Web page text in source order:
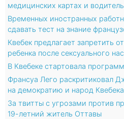
медицинских картах и
Временных иностранных
сдавать тест на знание
Квебек предлагает запретить
ребенка после сексуального
В Квебеке стартовала
Франсуа Лего раскритиковал
на демократию и народ Квебека
За твитты с угрозами против
19-летний житель Оттавы